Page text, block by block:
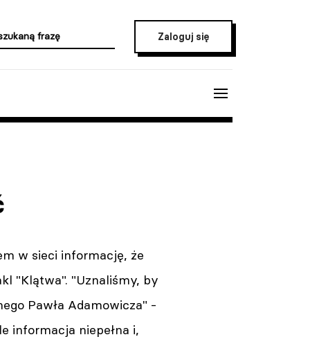
Zaloguj się
w sieci informację, że
"Klątwa". "Uznaliśmy, by
Pawła Adamowicza" -
informacja niepełna i,